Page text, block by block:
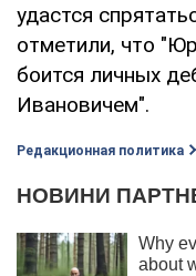
удастся
отметили, что
боится личных
Ивановичем".
Редакционная политика